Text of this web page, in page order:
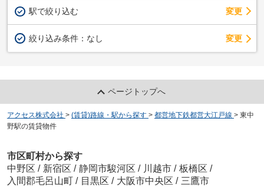
駅で絞り込む 変更
絞り込み条件： なし 変更
ページトップへ
アクセス株式会社 > (賃貸)路線・駅から探す > 都営地下鉄都営大江戸線 > 東中
野駅の賃貸物件
市区町村から探す
中野区 / 新宿区 / 静岡市駿河区 / 川越市 / 板橋区 /
入間郡毛呂山町 / 目黒区 / 大阪市中央区 / 三鷹市